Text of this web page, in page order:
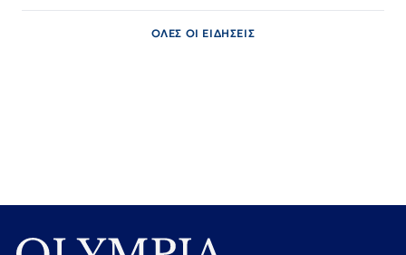
ΟΛΕΣ ΟΙ ΕΙΔΗΣΕΙΣ